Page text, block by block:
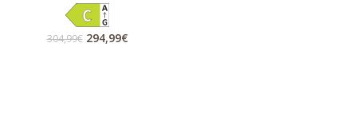
304,99€ 294,99€